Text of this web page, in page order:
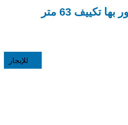
للإيجار
تكييف 63 متر